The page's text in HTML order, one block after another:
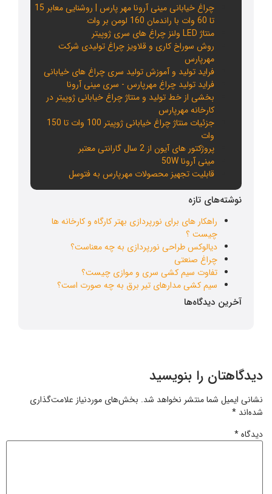
چراغ خیابانی مینی آرونا مهر پارس | روشنایی معابر 15
تا 60 وات با راندمان 160 لومن بر وات
منتاژ LED ولنز چراغ های سری ژوپیتر
روش سوراخ کاری و قلاویز چراغ تولیدی شرکت
مهرپارس
فراید تولید و آموزش تولید سری چراغ های خیابانی
فراید تولید چراغ مهرپارس - سری مینی آرونا
بخشی از خط تولید و منتاژ چراغ خیابانی ژوپیتر در
کارخانه مهرپارس
جزئیات منتاژ چراغ خیابانی ژوپیتر 100 وات تا 150
وات
پروژکتور های آیون از 2 سال گارانتی معتبر
مینی آرونا 50W
قابلیت تجهیز محصولات مهرپارس به فتوسل
نوشته‌های تازه
راهکار های برای نورپردازی بهتر کارگاه و کارخانه ها
چیست ؟
دیالوکس طراحی نورپردازی به چه معناست؟
چراغ صنعتی
تفاوت سیم کشی سری و موازی چیست؟
سیم کشی مدارهای تیر برق به چه صورت است؟
آخرین دیدگاه‌ها
دیدگاهتان را بنویسید
نشانی ایمیل شما منتشر نخواهد شد. بخش‌های موردنیاز علامت‌گذاری
شده‌اند *
دیدگاه*